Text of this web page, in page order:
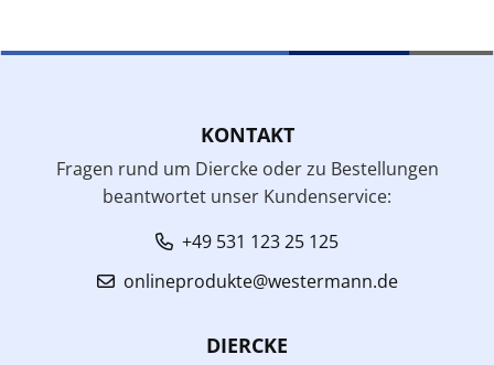
KONTAKT
Fragen rund um Diercke oder zu Bestellungen
beantwortet unser Kundenservice:
+49 531 123 25 125
onlineprodukte@westermann.de
DIERCKE